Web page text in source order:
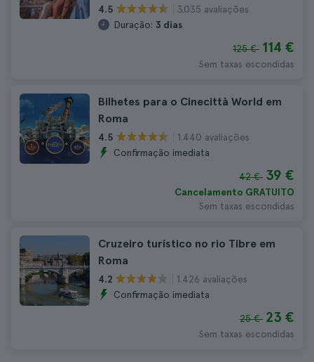
4.5
3.035 avaliações
Duração: 3 dias
125 € 114 €
Sem taxas escondidas
Bilhetes para o Cinecittà World em
Roma
4.5
1.440 avaliações
Confirmação imediata
42 € 39 €
Cancelamento GRATUITO
Sem taxas escondidas
Cruzeiro turístico no rio Tibre em
Roma
4.2
1.426 avaliações
Confirmação imediata
25 € 23 €
Sem taxas escondidas